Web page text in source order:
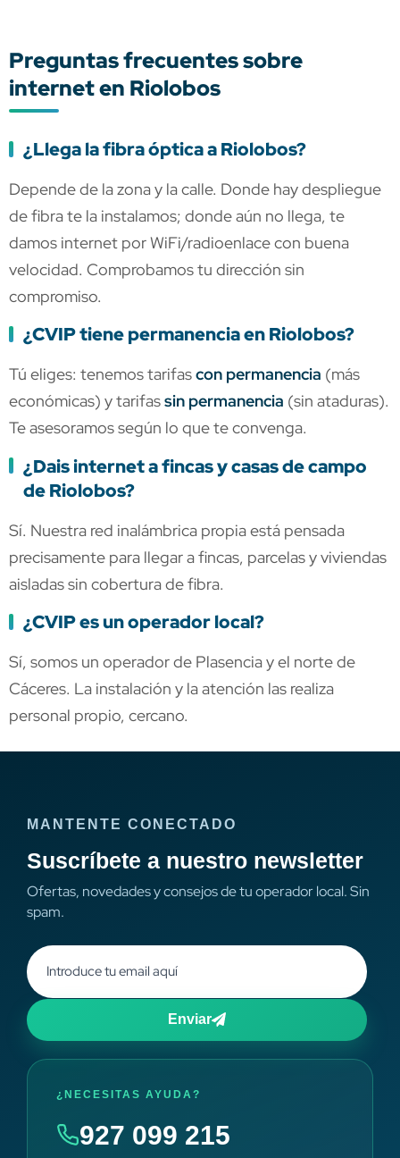
Preguntas frecuentes sobre
internet en Riolobos
¿Llega la fibra óptica a Riolobos?
Depende de la zona y la calle. Donde hay despliegue
de fibra te la instalamos; donde aún no llega, te
damos internet por WiFi/radioenlace con buena
velocidad. Comprobamos tu dirección sin
compromiso.
¿CVIP tiene permanencia en Riolobos?
Tú eliges: tenemos tarifascon permanencia (más
económicas) y tarifassin permanencia (sin ataduras).
Te asesoramos según lo que te convenga.
¿Dais internet a fincas y casas de campo
de Riolobos?
Sí. Nuestra red inalámbrica propia está pensada
precisamente para llegar a fincas, parcelas y viviendas
aisladas sin cobertura de fibra.
¿CVIP es un operador local?
Sí, somos un operador de Plasencia y el norte de
Cáceres. La instalación y la atención las realiza
personal propio, cercano.
MANTENTE CONECTADO
Suscríbete a nuestro newsletter
Ofertas, novedades y consejos de tu operador local. Sin
spam.
Enviar
¿NECESITAS AYUDA?
927 099 215